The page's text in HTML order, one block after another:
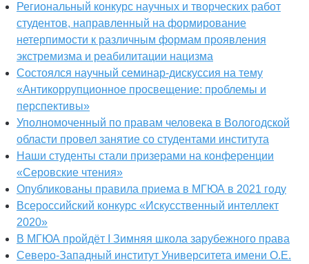
Региональный конкурс научных и творческих работ
студентов, направленный на формирование
нетерпимости к различным формам проявления
экстремизма и реабилитации нацизма
Состоялся научный семинар-дискуссия на тему
«Антикоррупционное просвещение: проблемы и
перспективы»
Уполномоченный по правам человека в Вологодской
области провел занятие со студентами института
Наши студенты стали призерами на конференции
«Серовские чтения»
Опубликованы правила приема в МГЮА в 2021 году
Всероссийский конкурс «Искусственный интеллект
2020»
В МГЮА пройдёт I Зимняя школа зарубежного права
Северо-Западный институт Университета имени О.Е.